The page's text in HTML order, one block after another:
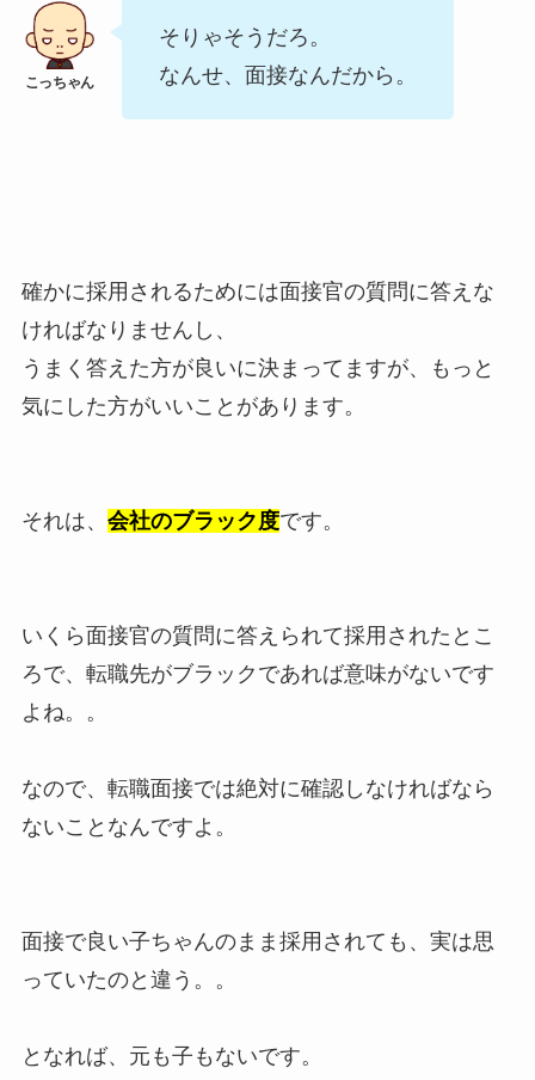
そりゃそうだろ。
なんせ、面接なんだから。
確かに採用されるためには面接官の質問に答えな
ければなりませんし、
うまく答えた方が良いに決まってますが、もっと
気にした方がいいことがあります。
それは、 会社のブラック度です。
いくら面接官の質問に答えられて採用されたとこ
ろで、転職先がブラックであれば意味がないです
よね。。
なので、転職面接では絶対に確認しなければなら
ないことなんですよ。
面接で良い子ちゃんのまま採用されても、実は思
っていたのと違う。。
となれば、元も子もないです。